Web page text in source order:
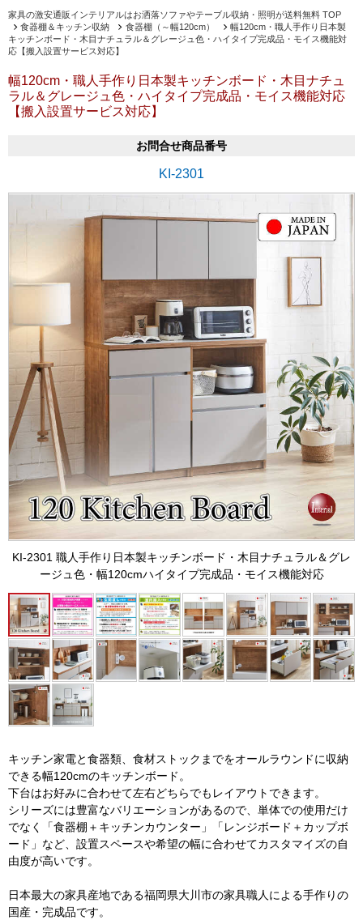
家具の激安通販インテリアルはお洒落ソファやテーブル収納・照明が送料無料 TOP
食器棚＆キッチン収納
食器棚（～幅120cm）
幅120cm・職人手作り日本製
キッチンボード・木目ナチュラル＆グレージュ色・ハイタイプ完成品・モイス機能対
応【搬入設置サービス対応】
幅120cm・職人手作り日本製キッチンボード・木目ナチュ
ラル＆グレージュ色・ハイタイプ完成品・モイス機能対応
【搬入設置サービス対応】
お問合せ商品番号
KI-2301
KI-2301 職人手作り日本製キッチンボード・木目ナチュラル＆グレ
ージュ色・幅120cmハイタイプ完成品・モイス機能対応
キッチン家電と食器類、食材ストックまでをオールラウンドに収納
できる幅120cmのキッチンボード。
下台はお好みに合わせて左右どちらでもレイアウトできます。
シリーズには豊富なバリエーションがあるので、単体での使用だけ
でなく「食器棚＋キッチンカウンター」「レンジボード＋カップボ
ード」など、設置スペースや希望の幅に合わせてカスタマイズの自
由度が高いです。
日本最大の家具産地である福岡県大川市の家具職人による手作りの
国産・完成品です。